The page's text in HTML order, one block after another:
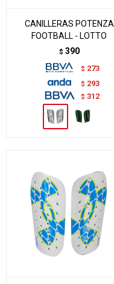
CANILLERAS POTENZA
FOOTBALL - LOTTO
$ 390
$ 273
$ 293
$ 312